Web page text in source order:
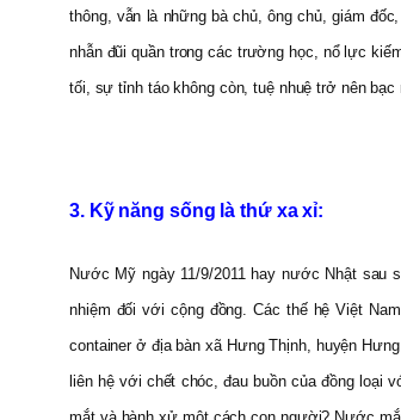
thông, vẫn là những bà chủ, ông chủ, giám
nhẫn đũi quần trong các trường học, nổ lực
tối, sự tỉnh táo không còn, tuệ nhuệ trở nên
3. Kỹ năng sống là thứ xa xỉ:
Nước Mỹ ngày 11/9/2011 hay nước Nhật
nhiệm đối với cộng đồng. Các thế hệ Việt
container ở địa bàn xã Hưng Thịnh, huyện
liên hệ với chết chóc, đau buồn của đồng loại